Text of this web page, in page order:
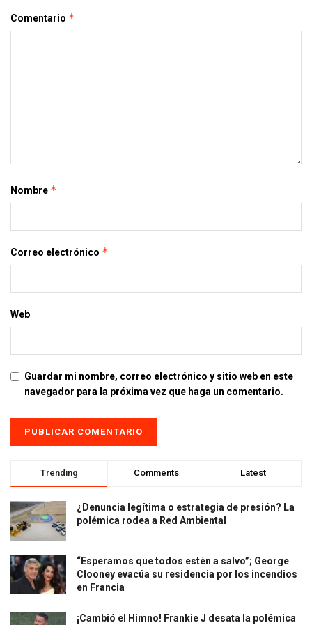
Comentario *
Nombre *
Correo electrónico *
Web
Guardar mi nombre, correo electrónico y sitio web en este
navegador para la próxima vez que haga un comentario.
Trending Comments Latest
¿Denuncia legítima o estrategia de presión? La
polémica rodea a Red Ambiental
“Esperamos que todos estén a salvo”; George
Clooney evacúa su residencia por los incendios
en Francia
¡Cambió el Himno! Frankie J desata la polémica